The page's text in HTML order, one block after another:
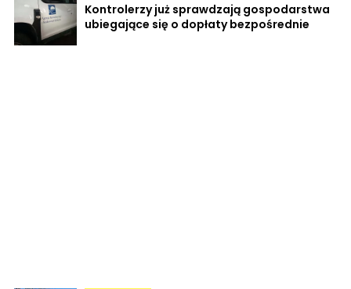
Kontrolerzy już sprawdzają gospodarstwa
ubiegające się o dopłaty bezpośrednie